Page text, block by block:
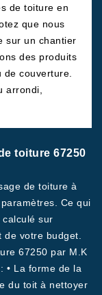
de toiture en
que nous
sur un chantier
des produits
couverture.
arrondi,
toiture 67250
de toiture à
Ce qui
sur
votre budget.
67250 par M.K
• La forme de la
du toit à nettoyer